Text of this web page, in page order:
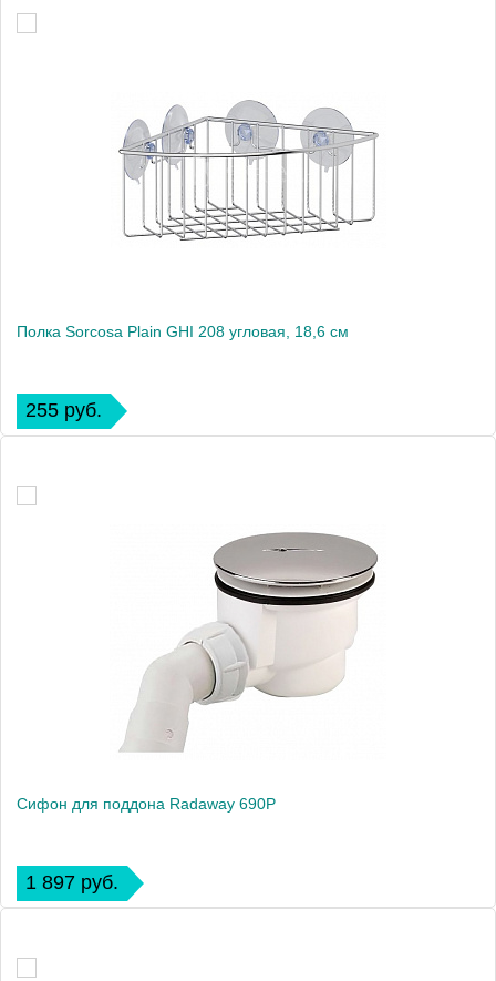
Полка Sorcosa Plain GHI 208 угловая, 18,6 см
255 руб.
Сифон для поддона Radaway 690P
1 897 руб.